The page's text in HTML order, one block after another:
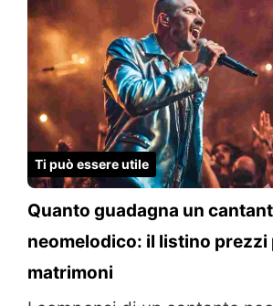
Ti può essere utile
Quanto guadagna un
neomelodico: il listino prezzi
matrimoni